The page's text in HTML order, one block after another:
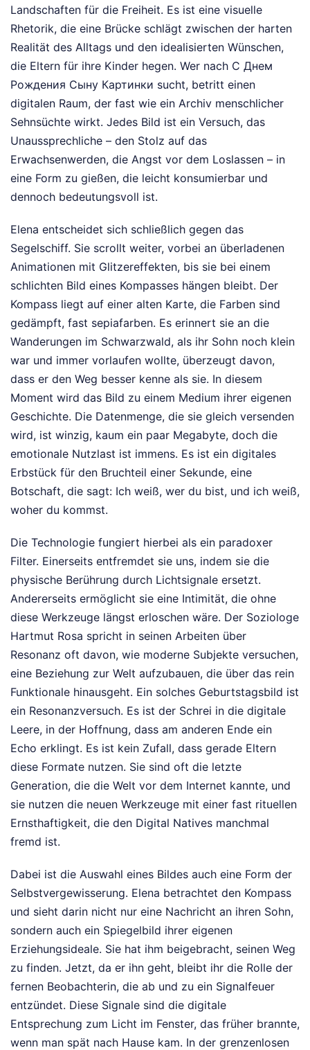
Landschaften für die Freiheit. Es ist eine visuelle
Rhetorik, die eine Brücke schlägt zwischen der harten
Realität des Alltags und den idealisierten Wünschen,
die Eltern für ihre Kinder hegen. Wer nach С Днем
Рождения Сыну Картинки sucht, betritt einen
digitalen Raum, der fast wie ein Archiv menschlicher
Sehnsüchte wirkt. Jedes Bild ist ein Versuch, das
Unaussprechliche – den Stolz auf das
Erwachsenwerden, die Angst vor dem Loslassen – in
eine Form zu gießen, die leicht konsumierbar und
dennoch bedeutungsvoll ist.
Elena entscheidet sich schließlich gegen das
Segelschiff. Sie scrollt weiter, vorbei an überladenen
Animationen mit Glitzereffekten, bis sie bei einem
schlichten Bild eines Kompasses hängen bleibt. Der
Kompass liegt auf einer alten Karte, die Farben sind
gedämpft, fast sepiafarben. Es erinnert sie an die
Wanderungen im Schwarzwald, als ihr Sohn noch klein
war und immer vorlaufen wollte, überzeugt davon,
dass er den Weg besser kenne als sie. In diesem
Moment wird das Bild zu einem Medium ihrer eigenen
Geschichte. Die Datenmenge, die sie gleich versenden
wird, ist winzig, kaum ein paar Megabyte, doch die
emotionale Nutzlast ist immens. Es ist ein digitales
Erbstück für den Bruchteil einer Sekunde, eine
Botschaft, die sagt: Ich weiß, wer du bist, und ich weiß,
woher du kommst.
Die Technologie fungiert hierbei als ein paradoxer
Filter. Einerseits entfremdet sie uns, indem sie die
physische Berührung durch Lichtsignale ersetzt.
Andererseits ermöglicht sie eine Intimität, die ohne
diese Werkzeuge längst erloschen wäre. Der Soziologe
Hartmut Rosa spricht in seinen Arbeiten über
Resonanz oft davon, wie moderne Subjekte versuchen,
eine Beziehung zur Welt aufzubauen, die über das rein
Funktionale hinausgeht. Ein solches Geburtstagsbild ist
ein Resonanzversuch. Es ist der Schrei in die digitale
Leere, in der Hoffnung, dass am anderen Ende ein
Echo erklingt. Es ist kein Zufall, dass gerade Eltern
diese Formate nutzen. Sie sind oft die letzte
Generation, die die Welt vor dem Internet kannte, und
sie nutzen die neuen Werkzeuge mit einer fast rituellen
Ernsthaftigkeit, die den Digital Natives manchmal
fremd ist.
Dabei ist die Auswahl eines Bildes auch eine Form der
Selbstvergewisserung. Elena betrachtet den Kompass
und sieht darin nicht nur eine Nachricht an ihren Sohn,
sondern auch ein Spiegelbild ihrer eigenen
Erziehungsideale. Sie hat ihm beigebracht, seinen Weg
zu finden. Jetzt, da er ihn geht, bleibt ihr die Rolle der
fernen Beobachterin, die ab und zu ein Signalfeuer
entzündet. Diese Signale sind die digitale
Entsprechung zum Licht im Fenster, das früher brannte,
wenn man spät nach Hause kam. In der grenzenlosen